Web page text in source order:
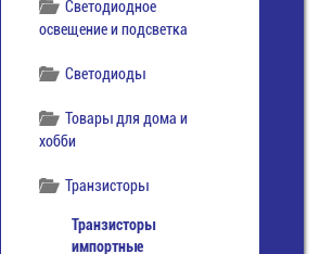
Светодиодное
освещение и подсветка
Светодиоды
Товары для дома и
хобби
Транзисторы
Транзисторы
импортные